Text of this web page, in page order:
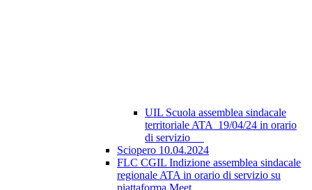
UIL Scuola assemblea sindacale
territoriale ATA 19/04/24 in orario
di servizio
Sciopero 10.04.2024
FLC CGIL Indizione assemblea sindacale
regionale ATA in orario di servizio su